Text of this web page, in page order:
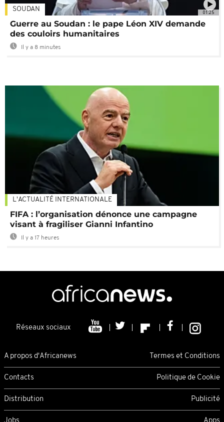
01:25
SOUDAN
Guerre au Soudan : le pape Léon XIV demande
des couloirs humanitaires
Il y a 8 minutes
L'ACTUALITÉ INTERNATIONALE
FIFA : l’organisation dénonce une campagne
visant à fragiliser Gianni Infantino
Il y a 17 heures
Réseaux sociaux
A propos d'Africanews Termes et Conditions
Contacts Politique de Cookie
Distribution Publicité